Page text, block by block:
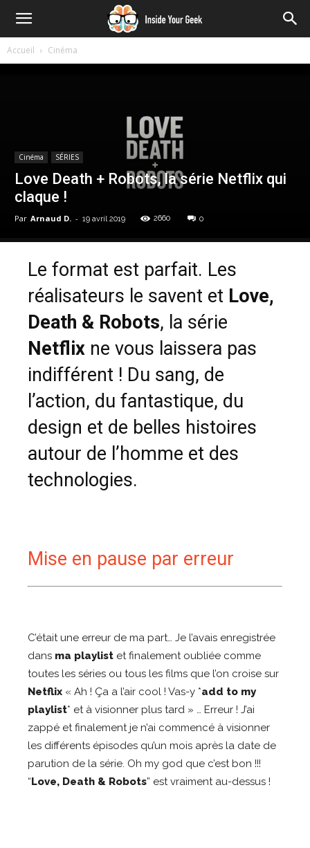
Accueil Cinéma
Cinéma SÉRIES
Love Death + Robots, la série Netflix qui
claque !
Par Arnaud D. - 19 avril 2019 2660 0
Le format est parfait. Les
réalisateurs le savent et Love,
Death & Robots, la série
Netflix ne vous laissera pas
indifférent ! Du sang, de
l’action, du fantastique, du
design et de belles histoires
autour de l’homme et des
technologies.
Mise en pause par erreur
C’était une erreur de ma part… Je l’avais enregistrée
dans ma playlist et finalement oubliée comme
toutes les séries ou tous les films que l’on croise sur
Netflix « Ah ! Ça a l’air cool ! Vas-y *add to my
playlist* et à visionner plus tard » … Erreur ! J’ai
zappé et finalement je n’ai commencé à visionner
les différents épisodes qu’un mois après la date de
parution de la série. Oh my god que c’est bon !!!
“Love, Death & Robots” est vraiment au-dessus !